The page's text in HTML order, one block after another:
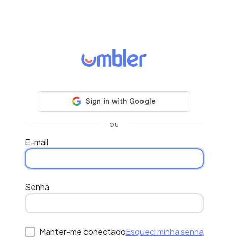
ou
E-mail
Senha
Manter-me conectadoEsqueci minha senha